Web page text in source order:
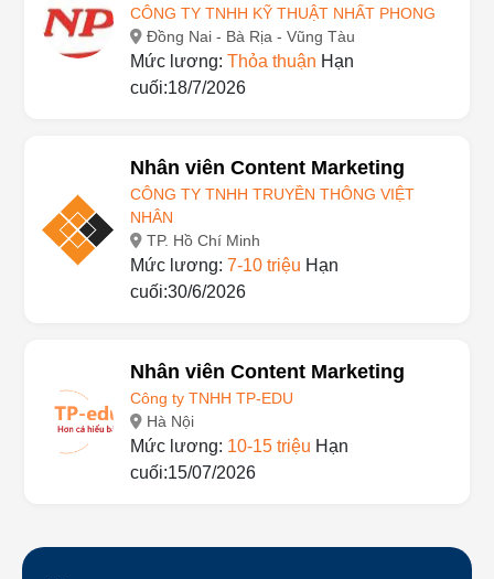
CÔNG TY TNHH KỸ THUẬT NHẤT PHONG
Đồng Nai - Bà Rịa - Vũng Tàu
Mức lương: Thỏa thuận Hạn
cuối:18/7/2026
Nhân viên Content Marketing
CÔNG TY TNHH TRUYỀN THÔNG VIỆT
NHÂN
TP. Hồ Chí Minh
Mức lương: 7-10 triệu Hạn
cuối:30/6/2026
Nhân viên Content Marketing
Công ty TNHH TP-EDU
Hà Nội
Mức lương: 10-15 triệu Hạn
cuối:15/07/2026